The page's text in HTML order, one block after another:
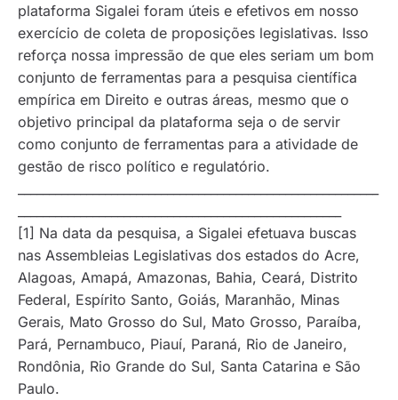
plataforma Sigalei foram úteis e efetivos em nosso
exercício de coleta de proposições legislativas. Isso
reforça nossa impressão de que eles seriam um bom
conjunto de ferramentas para a pesquisa científica
empírica em Direito e outras áreas, mesmo que o
objetivo principal da plataforma seja o de servir
como conjunto de ferramentas para a atividade de
gestão de risco político e regulatório.
[1] Na data da pesquisa, a Sigalei efetuava buscas
nas Assembleias Legislativas dos estados do Acre,
Alagoas, Amapá, Amazonas, Bahia, Ceará, Distrito
Federal, Espírito Santo, Goiás, Maranhão, Minas
Gerais, Mato Grosso do Sul, Mato Grosso, Paraíba,
Pará, Pernambuco, Piauí, Paraná, Rio de Janeiro,
Rondônia, Rio Grande do Sul, Santa Catarina e São
Paulo.